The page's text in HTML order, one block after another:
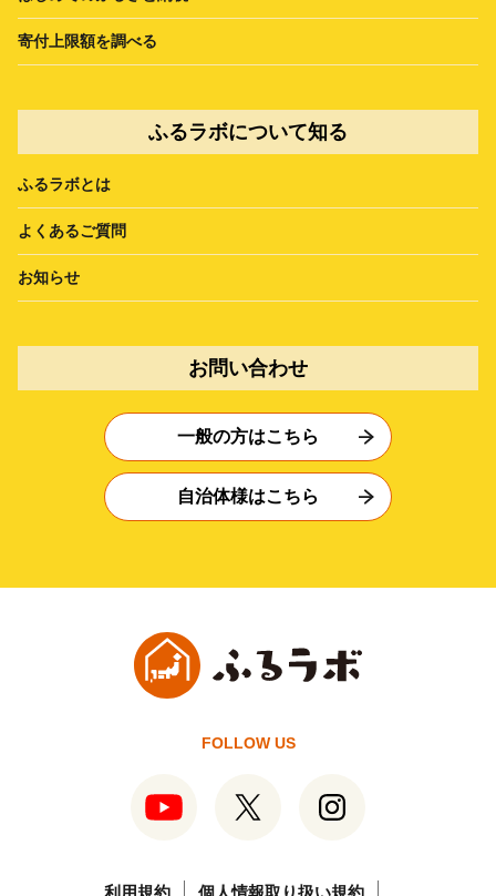
寄付上限額を調べる
ふるラボについて知る
ふるラボとは
よくあるご質問
お知らせ
お問い合わせ
一般の方はこちら
自治体様はこちら
FOLLOW US
利用規約 個人情報取り扱い規約